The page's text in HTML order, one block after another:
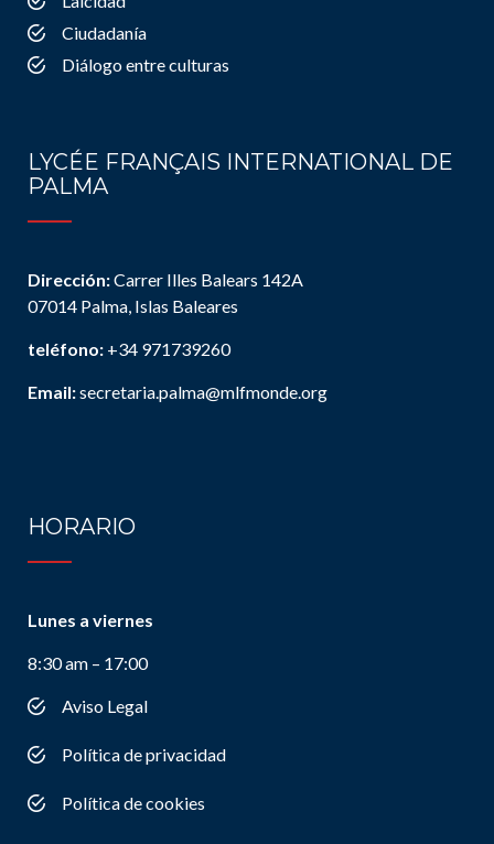
Ciudadanía
Diálogo entre culturas
LYCÉE FRANÇAIS INTERNATIONAL DE
PALMA
Dirección:Carrer Illes Balears 142A
07014 Palma, Islas Baleares
teléfono: +34 971739260
Email:secretaria.palma@mlfmonde.org
HORARIO
Lunes a viernes
8:30 am – 17:00
Aviso Legal
Política de privacidad
Política de cookies